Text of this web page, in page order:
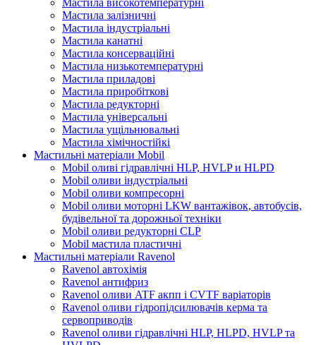
Мастила залізничні
Мастила індустріальні
Мастила канатні
Мастила консерваційні
Мастила низькотемпературні
Мастила приладові
Мастила приробіткові
Мастила редукторні
Мастила універсальні
Мастила ущільнювальні
Мастила хімічностійкі
Мастильні матеріали Mobil
Mobil оливі гідравлічні HLP, HVLP и HLPD
Mobil оливи індустріальні
Mobil оливи компресорні
Mobil оливи моторні LKW вантажівок, автобусів,
будівельної та дорожньої техніки
Mobil оливи редукторні CLP
Mobil мастила пластичні
Мастильні матеріали Ravenol
Ravenol автохімія
Ravenol антифриз
Ravenol оливи ATF акпп і CVTF варіаторів
Ravenol оливи гідропідсилювачів керма та
сервоприводів
Ravenol оливи гідравлічні HLP, HLPD, HVLP та